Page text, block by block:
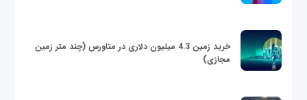
خرید زمین 4.3 میلیون دلاری در متاورس (چند متر زمین
مجازی)